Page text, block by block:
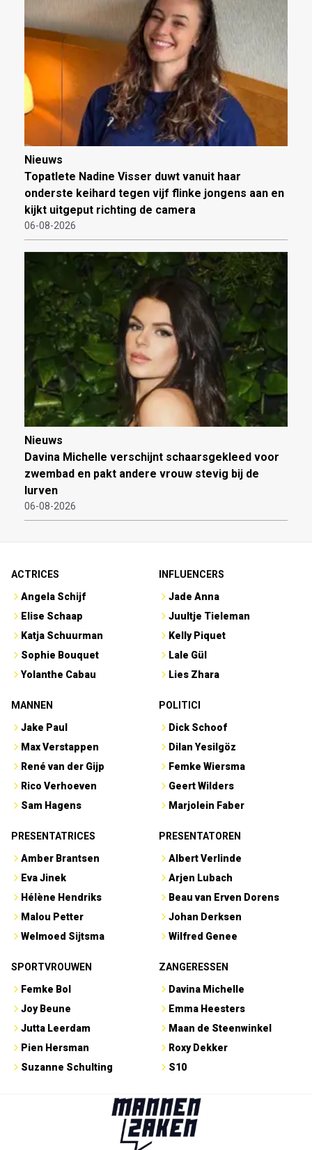
Nieuws
Topatlete Nadine Visser duwt vanuit haar
onderste keihard tegen vijf flinke jongens aan en
kijkt uitgeput richting de camera
06-08-2026
Nieuws
Davina Michelle verschijnt schaarsgekleed voor
zwembad en pakt andere vrouw stevig bij de
lurven
06-08-2026
ACTRICES
Angela Schijf
Elise Schaap
Katja Schuurman
Sophie Bouquet
Yolanthe Cabau
INFLUENCERS
Jade Anna
Juultje Tieleman
Kelly Piquet
Lale Gül
Lies Zhara
MANNEN
Jake Paul
Max Verstappen
René van der Gijp
Rico Verhoeven
Sam Hagens
POLITICI
Dick Schoof
Dilan Yesilgöz
Femke Wiersma
Geert Wilders
Marjolein Faber
PRESENTATRICES
Amber Brantsen
Eva Jinek
Hélène Hendriks
Malou Petter
Welmoed Sijtsma
PRESENTATOREN
Albert Verlinde
Arjen Lubach
Beau van Erven Dorens
Johan Derksen
Wilfred Genee
SPORTVROUWEN
Femke Bol
Joy Beune
Jutta Leerdam
Pien Hersman
Suzanne Schulting
ZANGERESSEN
Davina Michelle
Emma Heesters
Maan de Steenwinkel
Roxy Dekker
S10